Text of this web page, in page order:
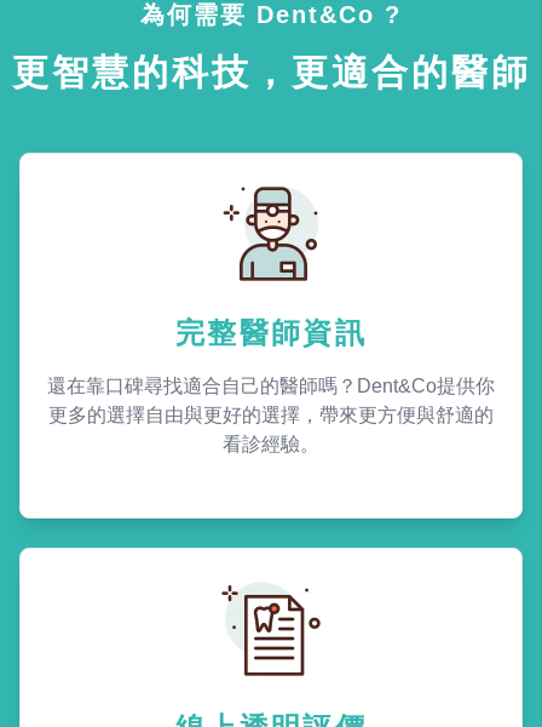
為何需要 Dent&Co ?
更智慧的科技，更適合的醫師
完整醫師資訊
還在靠口碑尋找適合自己的醫師嗎？Dent&Co提供你
更多的選擇自由與更好的選擇，帶來更方便與舒適的
看診經驗。